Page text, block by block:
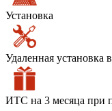
Установка
Удаленная установка
ИТС на 3 месяца при